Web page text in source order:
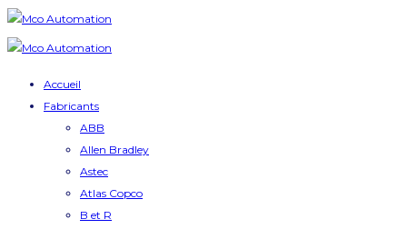
Accueil
Fabricants
ABB
Allen Bradley
Astec
Atlas Copco
B et R